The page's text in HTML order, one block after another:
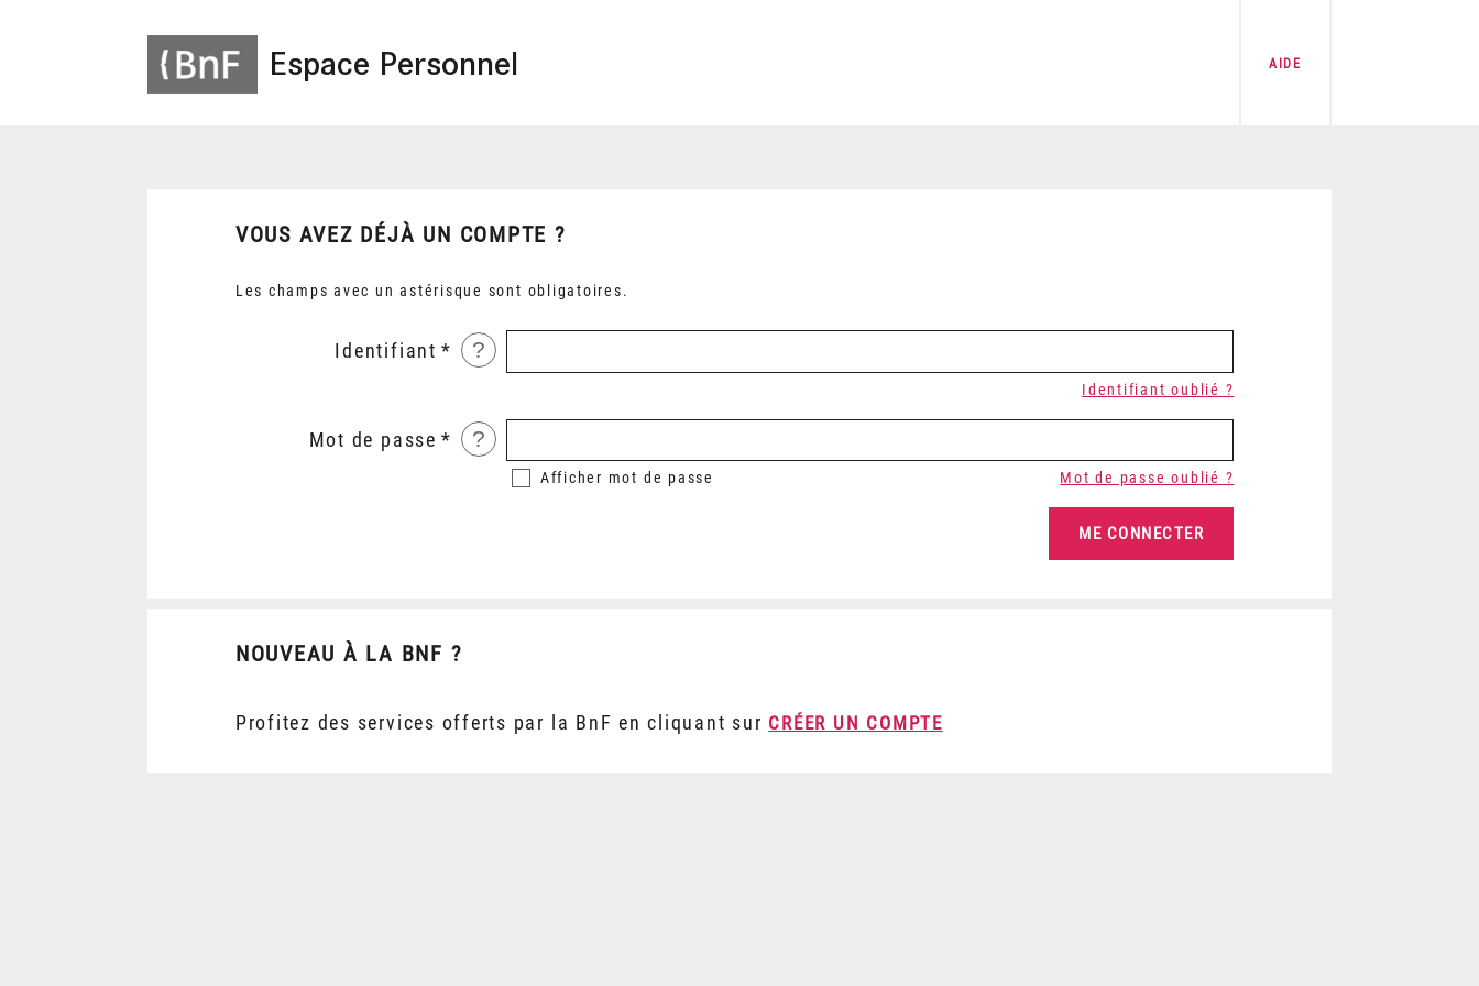
Espace Personnel AIDE
VOUS AVEZ DÉJÀ UN COMPTE ?
Les champs avec un astérisque sont obligatoires.
Identifiant ?
Identifiant oublié ?
Mot de passe ?
Afficher mot de passe Mot de passe oublié ?
NOUVEAU À LA BNF ?
Profitez des services offerts par la BnF en cliquant sur CRÉER UN COMPTE